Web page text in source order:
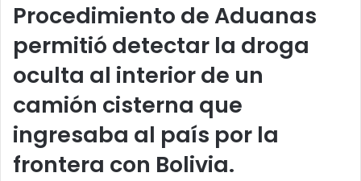
Procedimiento de Aduanas
permitió detectar la droga
oculta al interior de un
camión cisterna que
ingresaba al país por la
frontera con Bolivia.